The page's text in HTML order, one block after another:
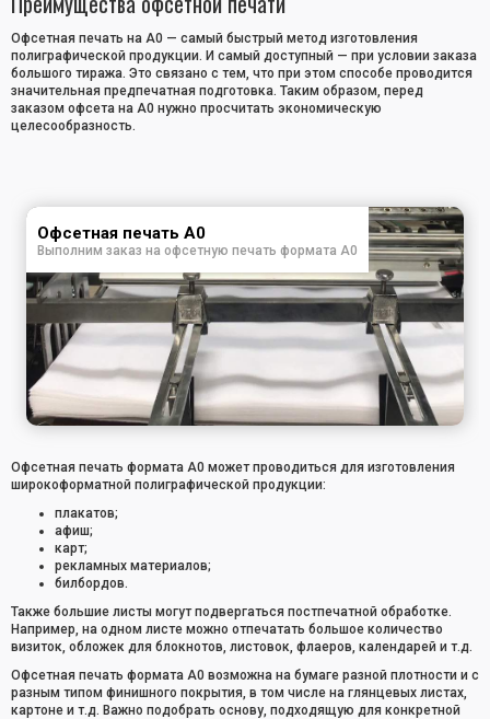
Офсетная печать на А0 — самый быстрый метод изготовления
полиграфической продукции. И самый доступный — при условии заказа
большого тиража. Это связано с тем, что при этом способе проводится
значительная предпечатная подготовка. Таким образом, перед
заказом офсета на А0 нужно просчитать экономическую
целесообразность.
Офсетная печать А0
Выполним заказ на офсетную печать формата А0
Офсетная печать формата А0 может проводиться для изготовления
широкоформатной полиграфической продукции:
плакатов;
афиш;
карт;
рекламных материалов;
билбордов.
Также большие листы могут подвергаться постпечатной обработке.
Например, на одном листе можно отпечатать большое количество
визиток, обложек для блокнотов, листовок, флаеров, календарей и т.д.
Офсетная печать формата А0 возможна на бумаге разной плотности и с
разным типом финишного покрытия, в том числе на глянцевых листах,
картоне и т.д. Важно подобрать основу, подходящую для конкретной